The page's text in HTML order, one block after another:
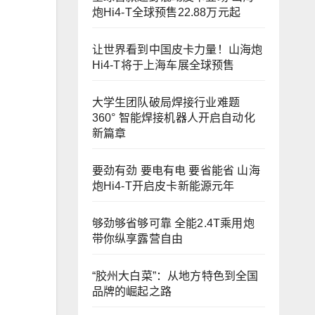
炮Hi4-T全球预售22.88万元起
让世界看到中国皮卡力量！山海炮
Hi4-T将于上海车展全球预售
大学生团队破局焊接行业难题
360° 智能焊接机器人开启自动化
新篇章
要劲有劲 要电有电 要省能省 山海
炮Hi4-T开启皮卡新能源元年
够劲够省够可靠 全能2.4T乘用炮
带你纵享露营自由
“胶州大白菜”：从地方特色到全国
品牌的崛起之路